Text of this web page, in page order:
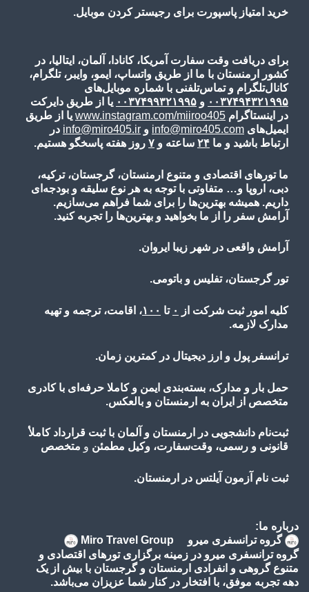
خرید امتیاز پاسپورت برای رجیستر کردن موبایل.
برای دریافت وقت سفارت آمریکا، کانادا، آلمان، ایتالیا، در
کشور ارمنستان با ما از طریق واتساپ، ایمو، وایبر، تلگرام،
کانال‌تلگرام و تماس‌تلفنی با شماره موبایل‌های
۰۰۳۷۴۹۴۳۲۱۹۹۵ و ۰۰۳۷۴۹۹۳۲۱۹۹۵ یا از طریق دایرکت
در اینستاگرام www.instagram.com/miiroo405 یا از طریق
ایمیل‌های info@miro405.com و info@miro405.ir در
ارتباط باشید و ما ۲۴ ساعته و ۷ روز هفته پاسخگو هستیم.
ما تورهای اقتصادی و متنوع ارمنستان، گرجستان، ترکیه،
دبی، اروپا و… متفاوتی با توجه به هر نوع سلیقه و بودجه‌ای
داریم. همیشه بهترین‌ها را برای شما فراهم می‌سازیم.
آرامش سفر را از ما بخواهید و بهترین‌ها را تجربه کنید.
آرامش واقعی در شهر زیبا ایروان.
تور گرجستان، تفلیس و باتومی.
کلیه امور ثبت شرکت از ۰ تا ۱۰۰، اقامت، ترجمه و تهیه
مدارک لازمه.
ترانسفر پول و ارز دیجیتال در کمترین زمان.
حمل بار و مدارک، بسته‌بندی ایمن و کاملا حرفه‌ای با کادری
متخصص از ایران به ارمنستان و بالعکس.
ثبت‌نام دانشجویی در ارمنستان و آلمان با ثبت قرارداد کاملأ
قانونی و رسمی، وقت‌سفارت، وکیل مطمئن و متخصص
ثبت نام آزمون آیلتس در ارمنستان.
درباره ما:
گروه ترانسفری میرو Miro Travel Group
گروه ترانسفری میرو در زمینه برگزاری تورهای اقتصادی و
متنوع گروهی و انفرادی ارمنستان و گرجستان با بیش از یک
دهه تجربه موفق، با افتخار در کنار شما عزیزان می‌باشد.